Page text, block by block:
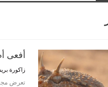
أفعى
زاكورة
تعرض